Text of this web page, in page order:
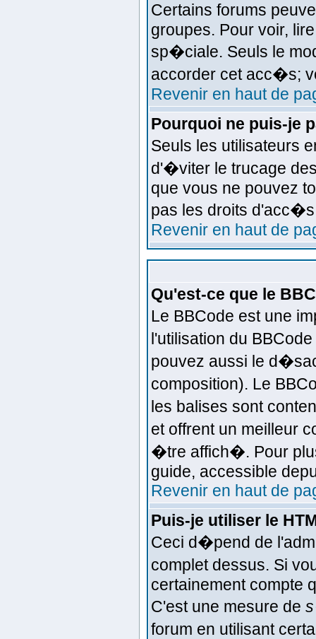
Certains forums
groupes. Pour voir,
sp�ciale. Seuls le
accorder cet acc�s;
Revenir en haut de
Pourquoi ne puis-je
Seuls les utilisateurs
d'�viter le trucage
que vous ne pouvez
pas les droits
Revenir en haut de
Qu'est-ce que le
Le BBCode est une
l'utilisation du
pouvez aussi le
composition). Le
les balises sont
et offrent un meilleur
�tre affich�. Pour
guide, accessible
Revenir en haut de
Puis-je utiliser le
Ceci d�pend de
complet dessus. Si
certainement compte
C'est une mesure de
forum en utilisant